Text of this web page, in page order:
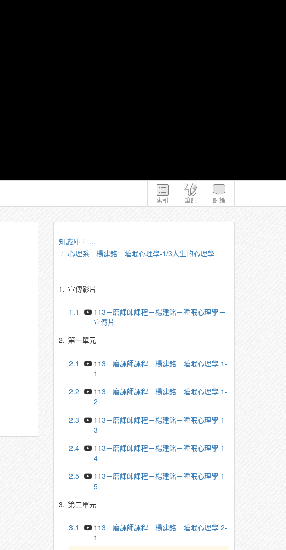
索引 筆記 討論
知識庫
...
心理系－楊建銘－睡眠心理學-1/3人生的心理學
1. 宣傳影片
1.1
113－磨課師課程－楊建銘－睡眠心理學－
宣傳片
2. 第一單元
2.1
113－磨課師課程－楊建銘－睡眠心理學 1-
1
2.2
113－磨課師課程－楊建銘－睡眠心理學 1-
2
2.3
113－磨課師課程－楊建銘－睡眠心理學 1-
3
2.4
113－磨課師課程－楊建銘－睡眠心理學 1-
4
2.5
113－磨課師課程－楊建銘－睡眠心理學 1-
5
3. 第二單元
3.1
113－磨課師課程－楊建銘－睡眠心理學 2-
1